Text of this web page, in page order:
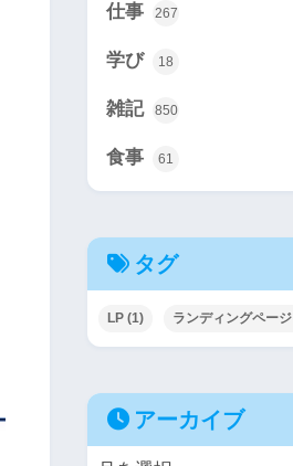
仕事 267
学び 18
雑記 850
食事 61
タグ
LP (1) ランディングページ
アーカイブ